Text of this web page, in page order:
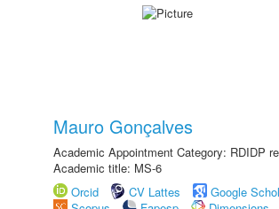
Mauro Gonçalves
Academic Appointment Category: RDIDP
Academic title: MS-6
Orcid
CV Lattes
Google